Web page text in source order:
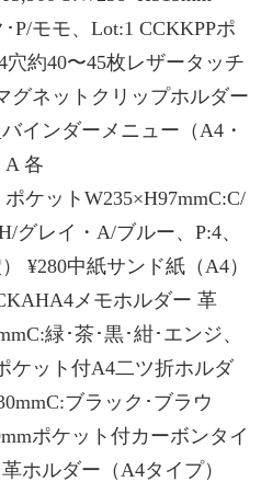
P/モモ、Lot:1 CCKKPPポ
約40〜45枚レザータッチ
グネットクリップホルダー
インダーメニュー（A4・
A 各
ポケットW235×H97mmC:C/
グレイ・A/ブルー、P:4、
¥280中紙サンド紙（A4）
メモホルダー 革
緑･茶･黒･紺･エンジ、
ケット付A4二ツ折ホルダ
ブラック･ブラウ
ポケット付カーボンタイ
ホルダー（A4タイプ）